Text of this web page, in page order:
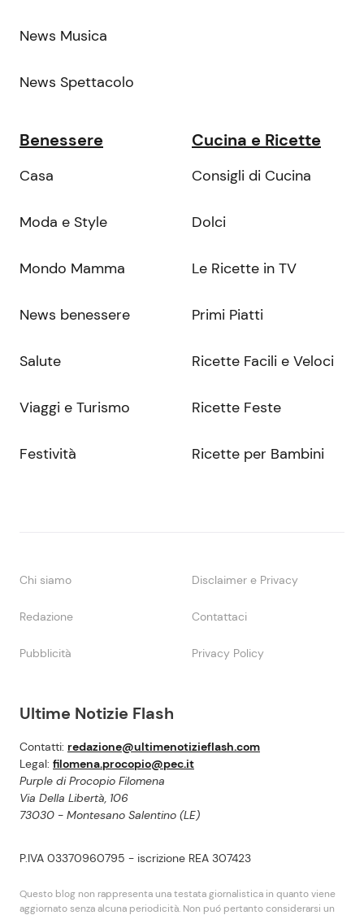
Ultime Notizie Flash
Contatti: redazione@ultimenotizieflash.com
Legal: filomena.procopio@pec.it
Purple di Procopio Filomena
Via Della Libertà, 106
73030 - Montesano Salentino (LE)
P.IVA 03370960795 - iscrizione REA 307423
Questo blog non rappresenta una testata giornalistica in quanto viene
aggiornato senza alcuna periodicità. Non puó pertanto considerarsi un
News Musica
News Spettacolo
Benessere
Casa
Moda e Style
Mondo Mamma
News benessere
Salute
Viaggi e Turismo
Festività
Cucina e Ricette
Consigli di Cucina
Dolci
Le Ricette in TV
Primi Piatti
Ricette Facili e Veloci
Ricette Feste
Ricette per Bambini
Chi siamo Disclaimer e Privacy
Redazione Contattaci
Pubblicità Privacy Policy